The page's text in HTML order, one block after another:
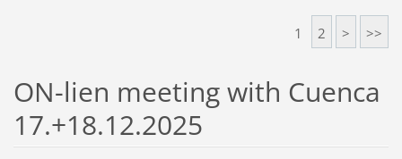
1 2 > >>
ON-lien meeting with Cuenca
17.+18.12.2025